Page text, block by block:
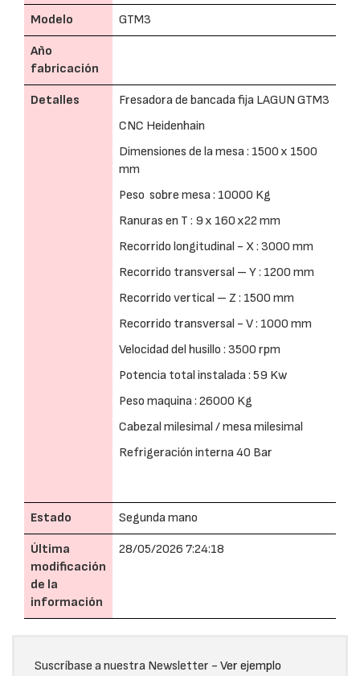
Modelo GTM3
Año
fabricación
Detalles
Fresadora de bancada fija LAGUN GTM3
CNC Heidenhain
Dimensiones de la mesa : 1500 x 1500
mm
Peso sobre mesa : 10000 Kg
Ranuras en T : 9 x 160 x22 mm
Recorrido longitudinal - X : 3000 mm
Recorrido transversal – Y : 1200 mm
Recorrido vertical – Z : 1500 mm
Recorrido transversal - V : 1000 mm
Velocidad del husillo : 3500 rpm
Potencia total instalada : 59 Kw
Peso maquina : 26000 Kg
Cabezal milesimal / mesa milesimal
Refrigeración interna 40 Bar
Estado Segunda mano
Última
modificación
de la
información
28/05/2026 7:24:18
Suscríbase a nuestra Newsletter - Ver ejemplo